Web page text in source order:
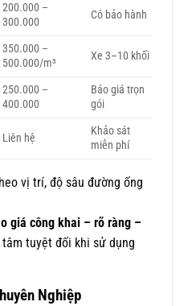
200.000 –
300.000
Có bảo hành
350.000 –
500.000/m³
Xe 3–10 khối
250.000 –
400.000
Báo giá trọn
gói
Liên hệ
Khảo sát
miễn phí
vị trí, độ sâu đường ống
giá công khai – rõ ràng –
tuyệt đối khi sử dụng
Nghiệp